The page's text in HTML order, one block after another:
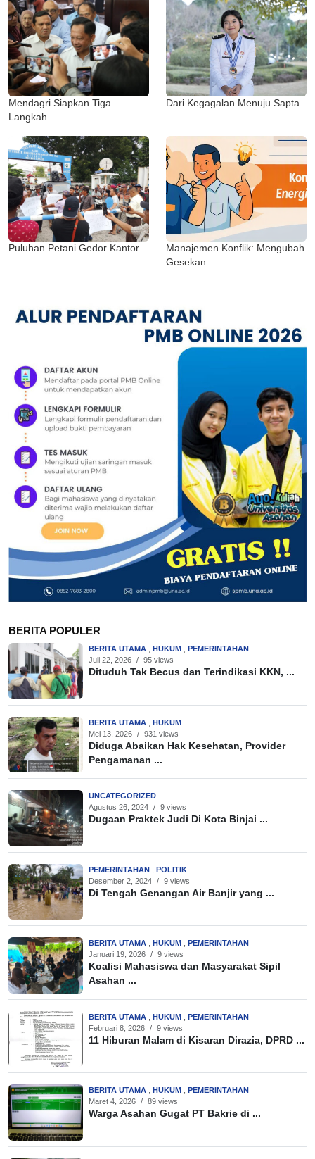
Mendagri Siapkan Tiga
Langkah ...
Dari Kegagalan Menuju Sapta
...
Puluhan Petani Gedor Kantor
...
Manajemen Konflik: Mengubah
Gesekan ...
BERITA POPULER
BERITA UTAMA HUKUM
PEMERINTAHAN
Juli 22, 2026 / 95 views
Dituduh Tak Becus dan Terindikasi KKN, ...
BERITA UTAMA
HUKUM
Mei 13, 2026 / 931 views
Diduga Abaikan Hak Kesehatan, Provider
Pengamanan ...
UNCATEGORIZED
Agustus 26, 2024 / 9 views
Dugaan Praktek Judi Di Kota Binjai ...
PEMERINTAHAN
POLITIK
Desember 2, 2024 / 9 views
Di Tengah Genangan Air Banjir yang ...
BERITA UTAMA HUKUM
PEMERINTAHAN
Januari 19, 2026 / 9 views
Koalisi Mahasiswa dan Masyarakat Sipil
Asahan ...
BERITA UTAMA HUKUM
PEMERINTAHAN
Februari 8, 2026 / 9 views
11 Hiburan Malam di Kisaran Dirazia, DPRD ...
BERITA UTAMA HUKUM
PEMERINTAHAN
Maret 4, 2026 / 89 views
Warga Asahan Gugat PT Bakrie di ...